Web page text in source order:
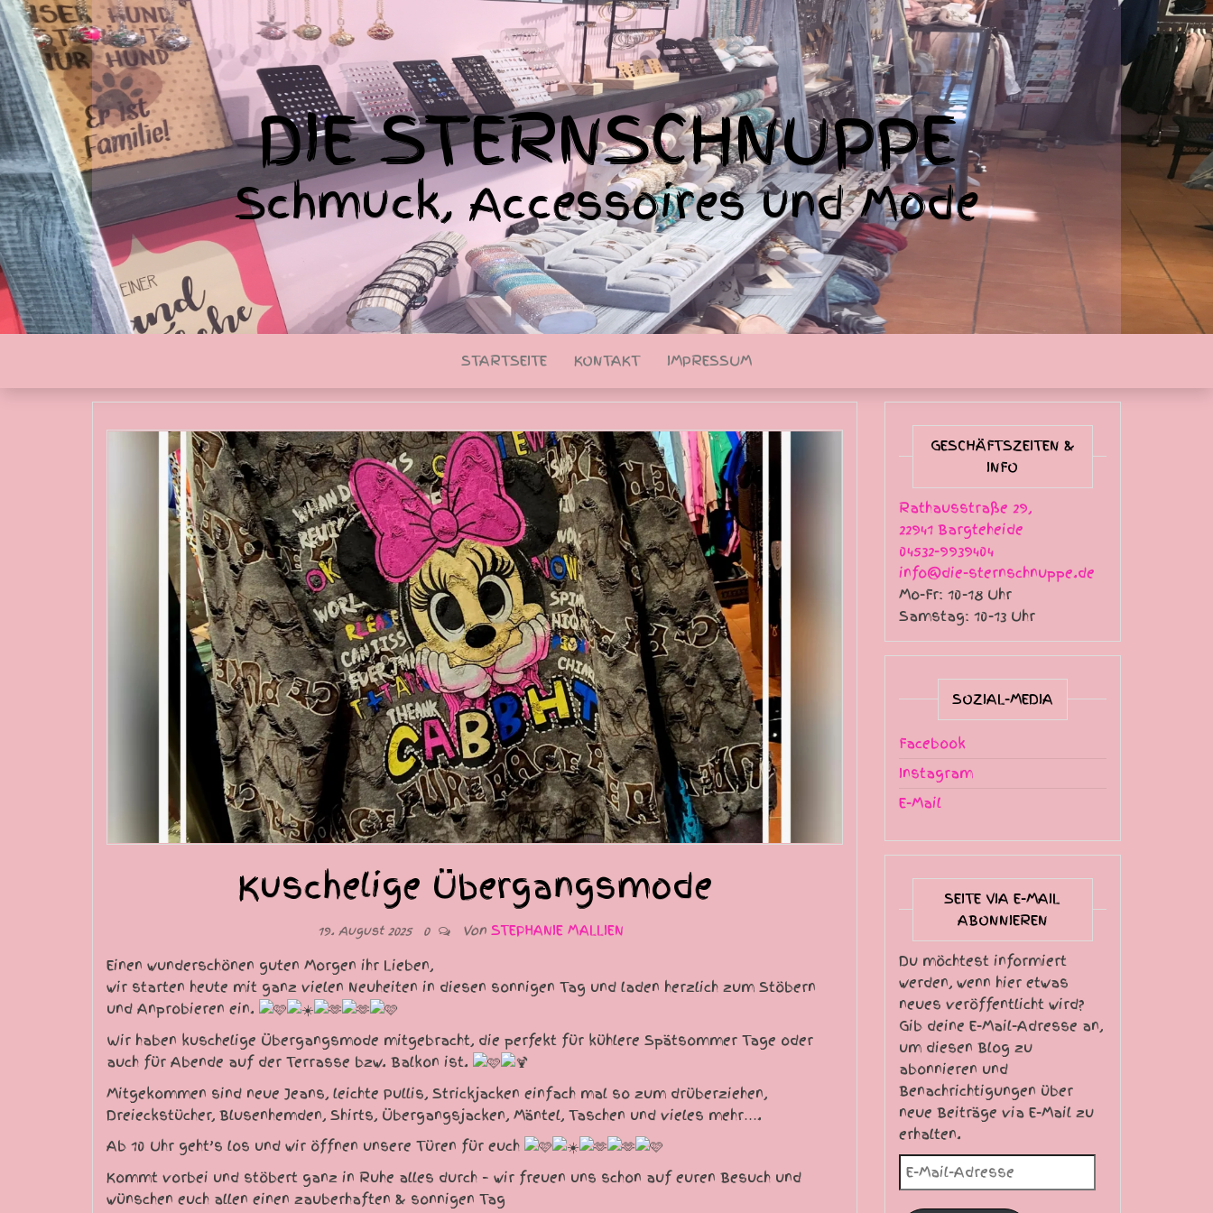
DIE STERNSCHNUPPE
Schmuck, Accessoires und Mode
STARTSEITE KONTAKT IMPRESSUM
Kuschelige Übergangsmode
19. August 2025 0 Von STEPHANIE MALLIEN
Einen wunderschönen guten Morgen ihr Lieben,
wir starten heute mit ganz vielen Neuheiten in diesen sonnigen Tag und laden herzlich zum Stöbern
und Anprobieren ein.
Wir haben kuschelige Übergangsmode mitgebracht, die perfekt für kühlere Spätsommer Tage oder
auch für Abende auf der Terrasse bzw. Balkon ist.
Mitgekommen sind neue Jeans, leichte Pullis, Strickjacken einfach mal so zum drüberziehen,
Dreieckstücher, Blusenhemden, Shirts, Übergangsjacken, Mäntel, Taschen und vieles mehr….
Ab 10 Uhr geht’s los und wir öffnen unsere Türen für euch
Kommt vorbei und stöbert ganz in Ruhe alles durch – wir freuen uns schon auf euren Besuch und
wünschen euch allen einen zauberhaften & sonnigen Tag
GESCHÄFTSZEITEN &
INFO
Rathausstraße 29,
22941 Bargteheide
04532-9939404
info@die-sternschnuppe.de
Mo-Fr: 10-18 Uhr
Samstag: 10-13 Uhr
SOZIAL-MEDIA
Facebook
Instagram
E-Mail
SEITE VIA E-MAIL
ABONNIEREN
Du möchtest informiert
werden, wenn hier etwas
neues veröffentlicht wird?
Gib deine E-Mail-Adresse an,
um diesen Blog zu
abonnieren und
Benachrichtigungen über
neue Beiträge via E-Mail zu
erhalten.
E-Mail-Adresse